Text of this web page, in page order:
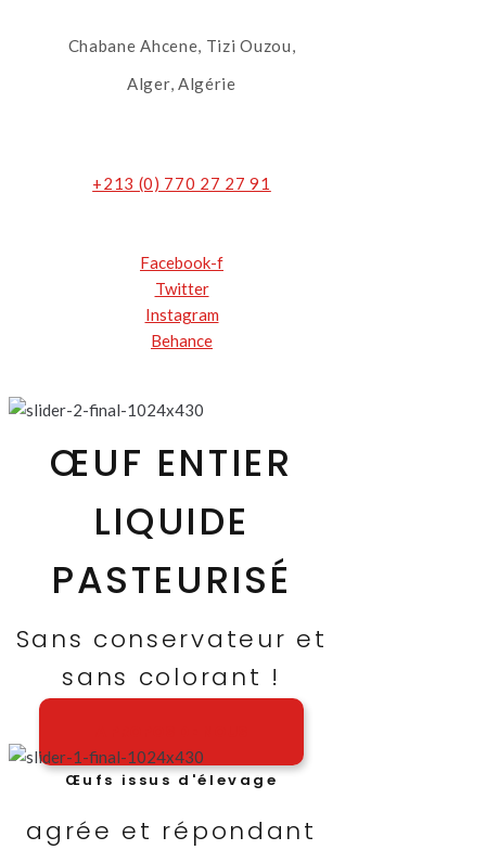
Chabane Ahcene, Tizi Ouzou,
Alger, Algérie
+213 (0) 770 27 27 91
Facebook-f
Twitter
Instagram
Behance
ŒUF ENTIER
LIQUIDE
PASTEURISÉ
Sans conservateur et
sans colorant !
Œufs issus d'élevage
agrée et répondant